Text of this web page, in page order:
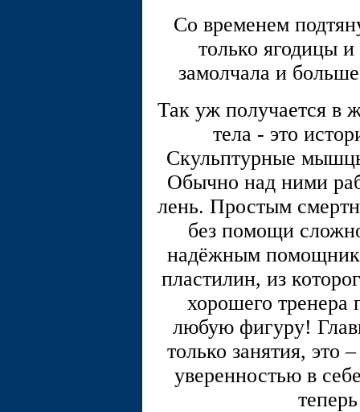
Со временем
только ягодицы
замолчала и
Так уж получается в
тела - это
Скульптурные
Обычно над ними
лень. Простым
без помощи
надёжным
пластилин, из
хорошего
любую фигуру!
только занятия,
уверенностью в